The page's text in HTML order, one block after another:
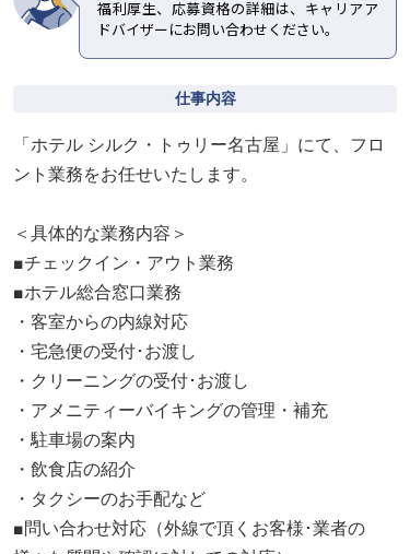
福利厚生、応募資格の詳細は、キャリアア
ドバイザーにお問い合わせください。
仕事内容
「ホテル シルク・トゥリー名古屋」にて、フロ
ント業務をお任せいたします。
＜具体的な業務内容＞
■チェックイン・アウト業務
■ホテル総合窓口業務
・客室からの内線対応
・宅急便の受付･お渡し
・クリーニングの受付･お渡し
・アメニティーバイキングの管理・補充
・駐車場の案内
・飲食店の紹介
・タクシーのお手配など
■問い合わせ対応（外線で頂くお客様･業者の